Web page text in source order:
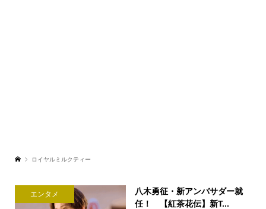
ロイヤルミルクティー
エンタメ
八木勇征・新アンバサダー就
任！ 【紅茶花伝】新T...